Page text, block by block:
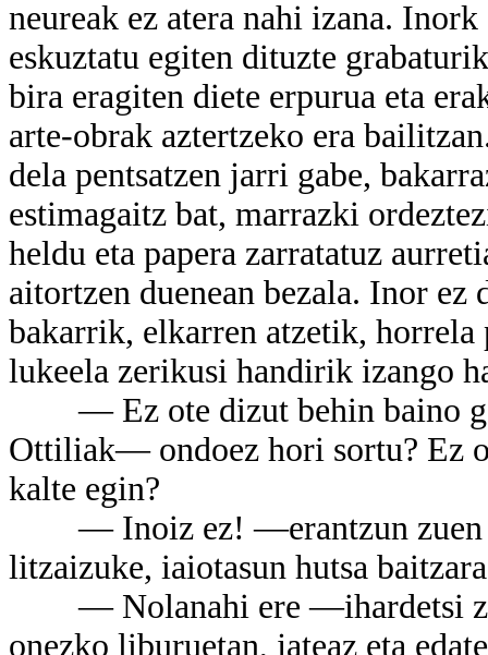
neureak ez atera nahi izana.
eskuztatu egiten dituzte
bira eragiten diete erpurua eta
arte-obrak aztertzeko era
dela pentsatzen jarri gabe,
estimagaitz bat, marrazki
heldu eta papera zarratatuz
aitortzen duenean bezala. Inor
bakarrik, elkarren atzetik, horrela
lukeela zerikusi handirik izango
— Ez ote dizut behin baino
Ottiliak— ondoez hori sortu? Ez
kalte egin?
— Inoiz ez! —erantzun zuen
litzaizuke, iaiotasun hutsa
— Nolanahi ere —ihardetsi
onezko liburuetan, jateaz eta